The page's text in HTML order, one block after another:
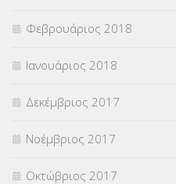
Φεβρουάριος 2018
Ιανουάριος 2018
Δεκέμβριος 2017
Νοέμβριος 2017
Οκτώβριος 2017